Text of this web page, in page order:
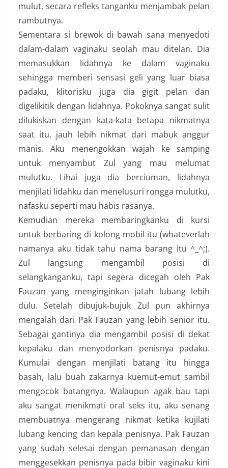
mulut, secara refleks tanganku menjambak pelan
rambutnya.
Sementara si brewok di bawah sana menyedoti
dalam-dalam vaginaku seolah mau ditelan. Dia
memasukkan lidahnya ke dalam vaginaku
sehingga memberi sensasi geli yang luar biasa
padaku, klitorisku juga dia gigit pelan dan
digelikitik dengan lidahnya. Pokoknya sangat sulit
dilukiskan dengan kata-kata betapa nikmatnya
saat itu, jauh lebih nikmat dari mabuk anggur
manis. Aku menengokkan wajah ke samping
untuk menyambut Zul yang mau melumat
mulutku. Lihai juga dia berciuman, lidahnya
menjilati lidahku dan menelusuri rongga mulutku,
nafasku seperti mau habis rasanya.
Kemudian mereka membaringkanku di kursi
untuk berbaring di kolong mobil itu (whateverlah
namanya aku tidak tahu nama barang itu ^_^;).
Zul langsung mengambil posisi di
selangkanganku, tapi segera dicegah oleh Pak
Fauzan yang menginginkan jatah lubang lebih
dulu. Setelah dibujuk-bujuk Zul pun akhirnya
mengalah dari Pak Fauzan yang lebih senior itu.
Sebagai gantinya dia mengambil posisi di dekat
kepalaku dan menyodorkan penisnya padaku.
Kumulai dengan menjilati batang itu hingga
basah, lalu buah zakarnya kuemut-emut sambil
mengocok batangnya. Walaupun agak bau tapi
aku sangat menikmati oral seks itu, aku senang
membuatnya mengerang nikmat ketika kujilati
lubang kencing dan kepala penisnya. Pak Fauzan
yang sudah selesai dengan pemanasan dengan
menggesekkan penisnya pada bibir vaginaku kini